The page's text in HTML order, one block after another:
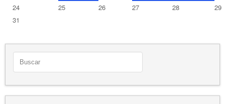
24 25 26 27 28
29
31